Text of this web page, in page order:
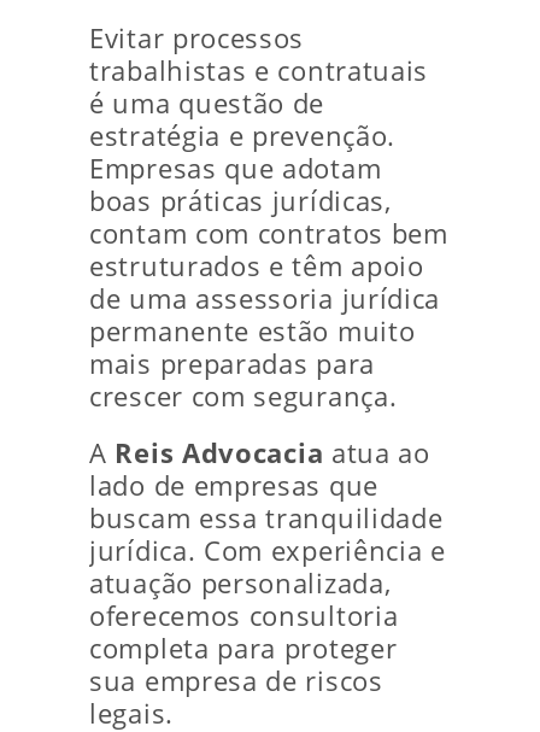
Evitar processos
trabalhistas e contratuais
é uma questão de
estratégia e prevenção.
Empresas que adotam
boas práticas jurídicas,
contam com contratos bem
estruturados e têm apoio
de uma assessoria jurídica
permanente estão muito
mais preparadas para
crescer com segurança.
A Reis Advocacia atua ao
lado de empresas que
buscam essa tranquilidade
jurídica. Com experiência e
atuação personalizada,
oferecemos consultoria
completa para proteger
sua empresa de riscos
legais.